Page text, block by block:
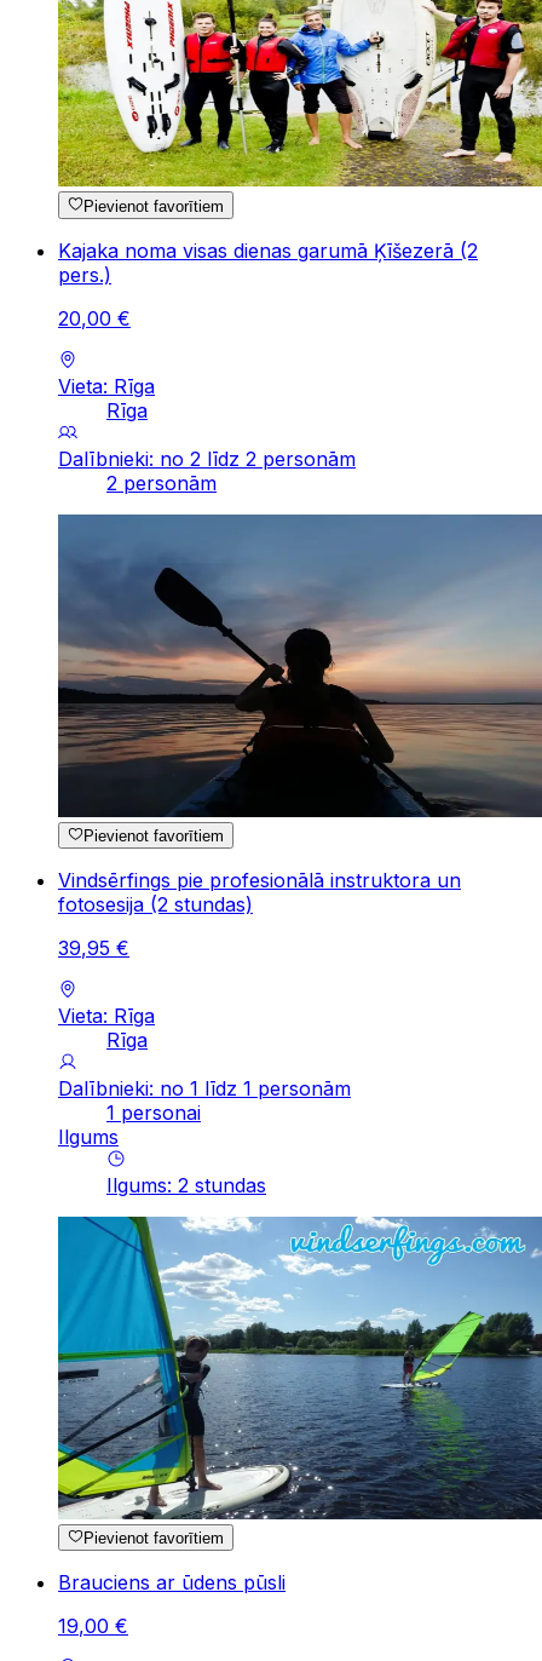
Pievienot favorītiem
Kajaka noma visas dienas garumā Ķīšezerā (2
pers.)
20,00 €
Vieta: Rīga
Rīga
Dalībnieki: no 2 līdz 2 personām
2 personām
Pievienot favorītiem
Vindsērfings pie profesionālā instruktora un
fotosesija (2 stundas)
39,95 €
Vieta: Rīga
Rīga
Dalībnieki: no 1 līdz 1 personām
1 personai
Ilgums
Ilgums: 2 stundas
Pievienot favorītiem
Brauciens ar ūdens pūsli
19,00 €